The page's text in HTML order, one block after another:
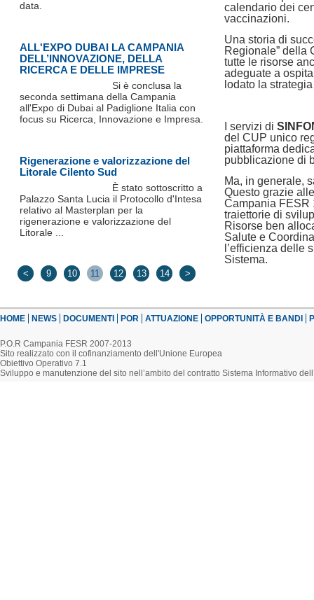
calendario dei
vaccinazioni.
Una storia di
Regionale” della
tutte le risorse
adeguate a
lodato la
I servizi di
del CUP unico
piattaforma
pubblicazione di
Ma, in generale,
Questo grazie
Campania FESR
traiettorie di
Risorse ben
Salute e
l’efficienza delle
Sistema.
data.
ALL'EXPO DUBAI LA CAMPANIA
DELL’INNOVAZIONE, DELLA
RICERCA E DELLE IMPRESE
Si è conclusa la
seconda settimana della Campania
all'Expo di Dubai al Padiglione Italia con
focus su Ricerca, Innovazione e Impresa.
Rigenerazione e valorizzazione del
Litorale Cilento Sud
È stato sottoscritto a
Palazzo Santa Lucia il Protocollo d'Intesa
relativo al Masterplan per la
rigenerazione e valorizzazione del
Litorale ...
< 9 10 11 12 13 14 >
HOME NEWS DOCUMENTI POR ATTUAZIONE OPPORTUNITÀ E BANDI
P.O.R Campania FESR 2007-2013
Sito realizzato con il cofinanziamento dell'Unione Europea
Obiettivo Operativo 7.1
Sviluppo e manutenzione del sito nell’ambito del contratto Sistema Informativo